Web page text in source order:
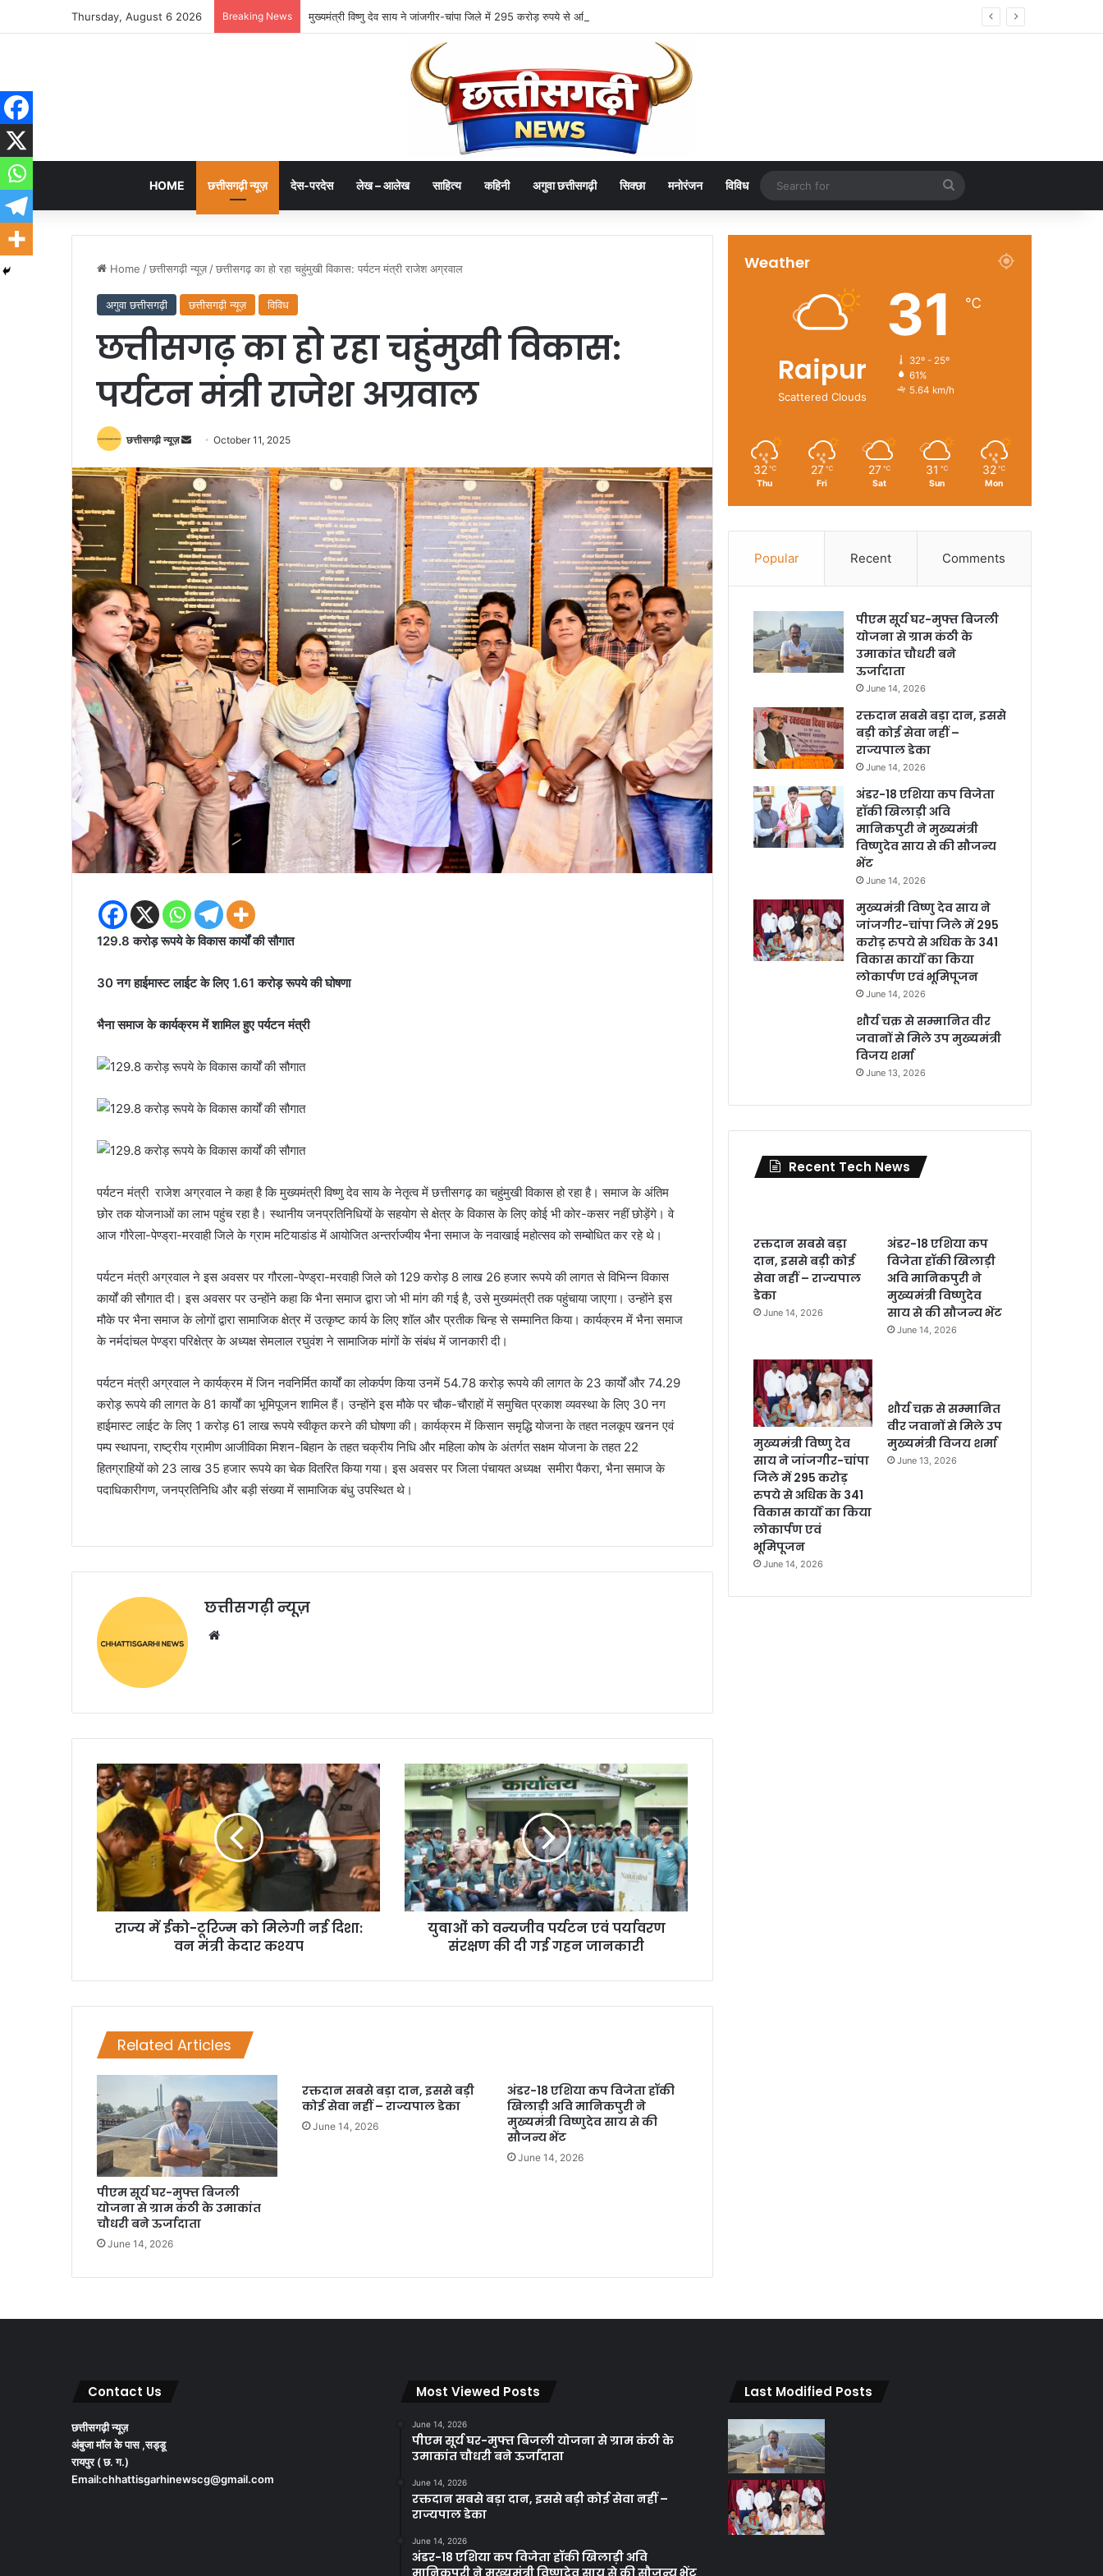
Thursday, August 6 2026 Breaking News मुख्यमंत्री विष्णु देव साय ने जांजगीर-चांपा जिले में 295 करोड़ रुपये से अधिक के 341 विकास कार्यों का किया लोकार्पण एवं भूमिपूजन
HOME छत्तीसगढ़ी न्यूज़ देस-परदेस लेख – आलेख साहित्य कहिनी अगुवा छत्तीसगढ़ी सिक्छा मनोरंजन विविध
for
Home /छत्तीसगढ़ी न्यूज़ /छत्तीसगढ़ का हो रहा चहुंमुखी विकास: पर्यटन मंत्री राजेश अग्रवाल
अगुवा छत्तीसगढ़ी छत्तीसगढ़ी न्यूज़ विविध
छत्तीसगढ़ का हो रहा चहुंमुखी विकास:
पर्यटन मंत्री राजेश अग्रवाल
छत्तीसगढ़ी न्यूज़
Send
email
October 11, 2025
129.8 करोड़ रूपये के विकास कार्यों की सौगात
30 नग हाईमास्ट लाईट के लिए 1.61 करोड़ रूपये की घोषणा
भैना समाज के कार्यक्रम में शामिल हुए पर्यटन मंत्री
पर्यटन मंत्री राजेश अग्रवाल ने कहा है कि मुख्यमंत्री विष्णु देव साय के नेतृत्व में छत्तीसगढ़ का चहुंमुखी विकास हो रहा है। समाज के अंतिम
छोर तक योजनाओं का लाभ पहुंच रहा है। स्थानीय जनप्रतिनिधियों के सहयोग से क्षेत्र के विकास के लिए कोई भी कोर-कसर नहीं छोड़ेंगे। वे
आज गौरेला-पेण्ड्रा-मरवाही जिले के ग्राम मटियाडांड में आयोजित अन्तर्राज्यीय भैना समाज के नवाखाई महोत्सव को सम्बोधित कर रहे थे।
पर्यटन मंत्री अग्रवाल ने इस अवसर पर गौरला-पेण्ड्रा-मरवाही जिले को 129 करोड़ 8 लाख 26 हजार रूपये की लागत से विभिन्न विकास
कार्यों की सौगात दी। इस अवसर पर उन्होंने कहा कि भैना समाज द्वारा जो भी मांग की गई है, उसे मुख्यमंत्री तक पहुंचाया जाएगा। उन्होंने इस
मौके पर भैना समाज के लोगों द्वारा सामाजिक क्षेत्र में उत्कृष्ट कार्य के लिए शॉल और प्रतीक चिन्ह से सम्मानित किया। कार्यक्रम में भैना समाज
के नर्मदांचल पेण्ड्रा परिक्षेत्र के अध्यक्ष सेमलाल रघुवंश ने सामाजिक मांगों के संबंध में जानकारी दी।
पर्यटन मंत्री अग्रवाल ने कार्यक्रम में जिन नवनिर्मित कार्यों का लोकर्पण किया उनमें 54.78 करोड़ रूपये की लागत के 23 कार्यों और 74.29
करोड़ रूपये की लागत के 81 कार्यों का भूमिपूजन शामिल हैं। उन्होंने इस मौके पर चौक-चौराहों में समुचित प्रकाश व्यवस्था के लिए 30 नग
हाईमास्ट लाईट के लिए 1 करोड़ 61 लाख रूपये स्वीकृत करने की घोषणा की। कार्यक्रम में किसान समृद्धि योजना के तहत नलकूप खनन एवं
पम्प स्थापना, राष्ट्रीय ग्रामीण आजीविका मिशन-बिहान के तहत चक्रीय निधि और महिला कोष के अंतर्गत सक्षम योजना के तहत 22
हितग्राहियों को 23 लाख 35 हजार रूपये का चेक वितरित किया गया। इस अवसर पर जिला पंचायत अध्यक्ष समीरा पैकरा, भैना समाज के
पदाधिकारीगण, जनप्रतिनिधि और बड़ी संख्या में सामाजिक बंधु उपस्थित थे।
छत्तीसगढ़ी न्यूज़
राज्य में ईको-टूरिज्म को मिलेगी नई दिशा:
वन मंत्री केदार कश्यप
युवाओं को वन्यजीव पर्यटन एवं पर्यावरण
संरक्षण की दी गई गहन जानकारी
Related Articles
पीएम सूर्य घर-मुफ्त बिजली
योजना से ग्राम कंठी के उमाकांत
चौधरी बने ऊर्जादाता
June 14, 2026
रक्तदान सबसे बड़ा दान, इससे बड़ी
कोई सेवा नहीं – राज्यपाल डेका
June 14, 2026
अंडर-18 एशिया कप विजेता हॉकी
खिलाड़ी अवि मानिकपुरी ने
मुख्यमंत्री विष्णुदेव साय से की
सौजन्य भेंट
June 14, 2026
Weather
Raipur
Scattered Clouds
31 ℃
32º - 25º
61%
5.64 km/h
32 ℃
Thu
27 ℃
Fri
27 ℃
Sat
31 ℃
Sun
32 ℃
Mon
Popular Recent Comments
पीएम सूर्य घर-मुफ्त बिजली
योजना से ग्राम कंठी के
उमाकांत चौधरी बने
ऊर्जादाता
June 14, 2026
रक्तदान सबसे बड़ा दान, इससे
बड़ी कोई सेवा नहीं –
राज्यपाल डेका
June 14, 2026
अंडर-18 एशिया कप विजेता
हॉकी खिलाड़ी अवि
मानिकपुरी ने मुख्यमंत्री
विष्णुदेव साय से की सौजन्य
भेंट
June 14, 2026
मुख्यमंत्री विष्णु देव साय ने
जांजगीर-चांपा जिले में 295
करोड़ रुपये से अधिक के 341
विकास कार्यों का किया
लोकार्पण एवं भूमिपूजन
June 14, 2026
शौर्य चक्र से सम्मानित वीर
जवानों से मिले उप मुख्यमंत्री
विजय शर्मा
June 13, 2026
Recent Tech News
रक्तदान सबसे बड़ा
दान, इससे बड़ी कोई
सेवा नहीं – राज्यपाल
डेका
June 14, 2026
अंडर-18 एशिया कप
विजेता हॉकी खिलाड़ी
अवि मानिकपुरी ने
मुख्यमंत्री विष्णुदेव
साय से की सौजन्य भेंट
June 14, 2026
मुख्यमंत्री विष्णु देव
साय ने जांजगीर-चांपा
जिले में 295 करोड़
रुपये से अधिक के 341
विकास कार्यों का किया
लोकार्पण एवं
भूमिपूजन
June 14, 2026
शौर्य चक्र से सम्मानित
वीर जवानों से मिले उप
मुख्यमंत्री विजय शर्मा
June 13, 2026
Contact Us
छत्तीसगढ़ी न्यूज़
अंबुजा मॉल के पास ,सड्डू
रायपुर ( छ. ग.)
Email:chhattisgarhinewscg@gmail.com
Most Viewed Posts
June 14, 2026
पीएम सूर्य घर-मुफ्त बिजली योजना से ग्राम कंठी के
उमाकांत चौधरी बने ऊर्जादाता
June 14, 2026
रक्तदान सबसे बड़ा दान, इससे बड़ी कोई सेवा नहीं –
राज्यपाल डेका
June 14, 2026
अंडर-18 एशिया कप विजेता हॉकी खिलाड़ी अवि
मानिकपुरी ने मुख्यमंत्री विष्णुदेव साय से की सौजन्य भेंट
Last Modified Posts